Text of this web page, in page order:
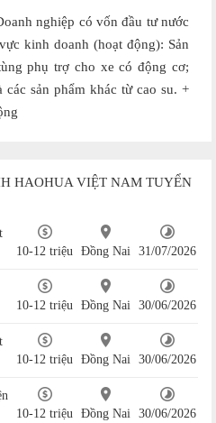
nghiệp có vốn đầu tư nước
kinh doanh (hoạt động): Sản
phụ trợ cho xe có động cơ;
sản phẩm khác từ cao su. +
HAOHUA VIỆT NAM TUYỂN
10-12 triệu Đồng Nai 31/07/2026
10-12 triệu
Đồng Nai 30/06/2026
10-12 triệu Đồng Nai 30/06/2026
10-12 triệu Đồng Nai 30/06/2026